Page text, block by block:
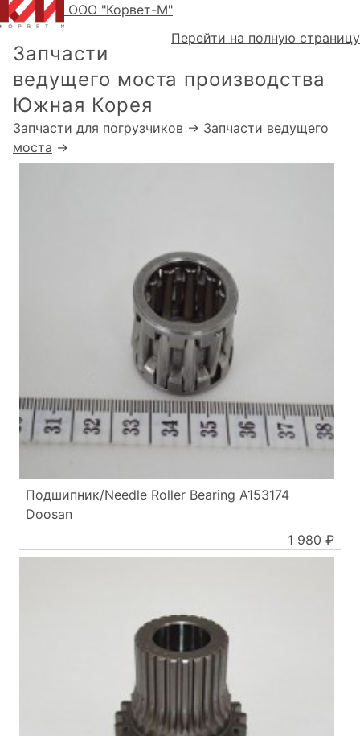
ООО "Корвет-М"
Перейти на полную страницу
Запчасти
ведущего моста производства
Южная Корея
Запчасти для погрузчиков → Запчасти ведущего
моста →
Подшипник/Needle Roller Bearing A153174
Doosan
1 980 ₽